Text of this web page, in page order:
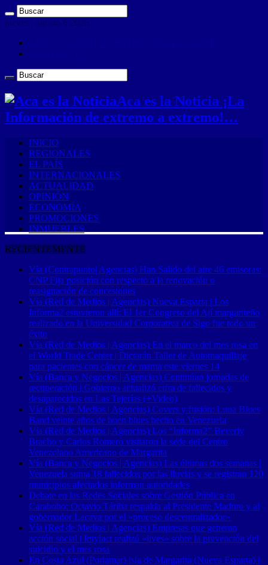
jueves , agosto 6 2026
Aca es la Noticia ¡La
Información de extremo a extremo!…
INICIO
REGIONALES
EL PAÍS
INTERNACIONALES
ACTUALIDAD
OPINIÓN
ECONOMÍA
PROMOCIONES
INMUEBLES
RECIENTEMENTE
Vía (Contrapunto| Agencias) Han Salido del aire 46 emisoras:
CNP Fija posición con respecto a la renovación o
reasignación de concesiones
Vía (Red de Medios | Agencias) Nueva Esparta | Los
Informa2 estuvieron allí: El 1er Congreso del Ají margariteño
realizado en la Universidad Corporativa de Sigo fue todo un
éxito
Vía (Red de Medios | Agencias) En el marco del mes rosa en
el World Trade Center | Dictarán Taller de Automaquillaje
para pacientes con cáncer de mama este viernes 14
Vía (Banca y Negocios | Agencias) Continúan jornadas de
recuperación | Gobierno actualizó cifra de fallecidos y
desaparecidos en Las Tejerías (+Video)
Vía (Red de Medios | Agencias) Covers y fusión: Luna Blues
Band veinte años de buen blues hecho en Venezuela
Vía (Red de Medios | Agencias) Los “Informa2” Beverly
Bracho y Carlos Romero visitaron la sede del Centro
Venezolano Americano de Margarita
Vía (Banca y Negocios | Agencias) Las últimas dos semanas |
Venezuela suma 18 fallecidos por las lluvias y se registran 120
municipios afectados informan autoridades
Debate en las Redes Sociales sobre Gestión Pública en
Carabobo: Octavio Táriba respalda al Presidente Maduro y al
gobernador Lacava por el «proceso descentralizador»
Vía (Red de Medios | Agencias) Empresas que generan
acción social | Intylact realizó «lives» sobre la prevención del
suicidio y el mes rosa
En Costa Azul (Porlamar) isla de Margarita (Nueva Esparta) |